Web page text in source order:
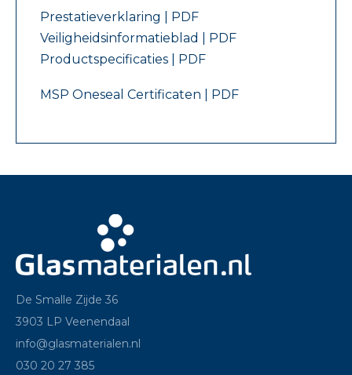
Prestatieverklaring | PDF
Veiligheidsinformatieblad | PDF
Productspecificaties | PDF
MSP Oneseal Certificaten | PDF
De Smalle Zijde 36
3903 LP Veenendaal
info@glasmaterialen.nl
030 20 27 385